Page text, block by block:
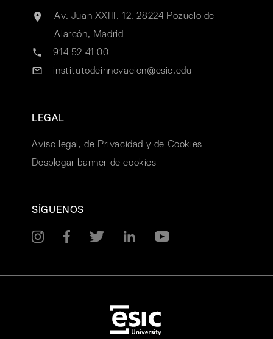
Av. Juan XXIII, 12, 28224 Pozuelo de
Alarcón, Madrid
914 52 41 00
institutodeinnovacion@esic.edu
LEGAL
Aviso legal, de Privacidad y de Cookies
Desplegar banner de cookies
SÍGUENOS